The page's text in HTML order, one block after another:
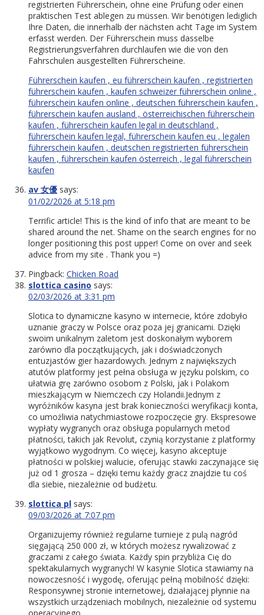
registrierten Führerschein, ohne eine Prüfung oder einen
praktischen Test ablegen zu müssen. Wir benötigen lediglich
Ihre Daten, die innerhalb der nächsten acht Tage im System
erfasst werden. Der Führerschein muss dasselbe
Registrierungsverfahren durchlaufen wie die von den
Fahrschulen ausgestellten Führerscheine.
Führerschein kaufen , eu führerschein kaufen , registrierten
führerschein kaufen , kaufen schweizer führerschein online ,
führerschein kaufen online , deutschen führerschein kaufen ,
führerschein kaufen ausland , österreichischen führerschein
kaufen , führerschein kaufen legal in deutschland ,
führerschein kaufen legal, führerschein kaufen eu , legalen
führerschein kaufen , deutschen registrierten führerschein
kaufen , führerschein kaufen österreich , legal führerschein
kaufen
av 女優 says:
01/02/2026 at 5:18 pm
Terrific article! This is the kind of info that are meant to be
shared around the net. Shame on the search engines for no
longer positioning this post upper! Come on over and seek
advice from my site . Thank you =)
Pingback: Chicken Road
slottica casino says:
02/03/2026 at 3:31 pm
Slotica to dynamiczne kasyno w internecie, które zdobyło
uznanie graczy w Polsce oraz poza jej granicami. Dzięki
swoim unikalnym zaletom jest doskonałym wyborem
zarówno dla początkujących, jak i doświadczonych
entuzjastów gier hazardowych. Jednym z największych
atutów platformy jest pełna obsługa w języku polskim, co
ułatwia grę zarówno osobom z Polski, jak i Polakom
mieszkającym w Niemczech czy Holandii.Jednym z
wyróżników kasyna jest brak konieczności weryfikacji konta,
co umożliwia natychmiastowe rozpoczęcie gry. Ekspresowe
wypłaty wygranych oraz obsługa popularnych metod
płatności, takich jak Revolut, czynią korzystanie z platformy
wyjątkowo wygodnym. Co więcej, kasyno akceptuje
płatności w polskiej walucie, oferując stawki zaczynające się
już od 1 grosza – dzięki temu każdy gracz znajdzie tu coś
dla siebie, niezależnie od budżetu.
slottica pl says:
09/03/2026 at 7:07 pm
Organizujemy również regularne turnieje z pulą nagród
sięgającą 250 000 zł, w których możesz rywalizować z
graczami z całego świata. Każdy spin przybliża Cię do
spektakularnych wygranych! W kasynie Slotica stawiamy na
nowoczesność i wygodę, oferując pełną mobilność dzięki:
Responsywnej stronie internetowej, działającej płynnie na
wszystkich urządzeniach mobilnych, niezależnie od systemu